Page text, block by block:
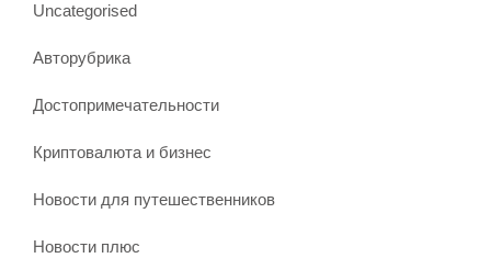
Uncategorised
Авторубрика
Достопримечательности
Криптовалюта и бизнес
Новости для путешественников
Новости плюс